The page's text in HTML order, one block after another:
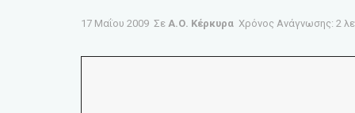
17 Μαΐου 2009 Σε Α.Ο. Κέρκυρα Χρόνος Ανάγνωσης: 2